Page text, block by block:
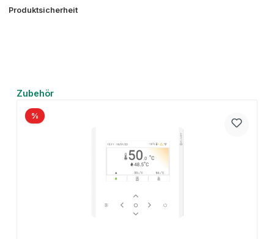
Produktsicherheit
Produktgalerie überspringen
Zubehör
%